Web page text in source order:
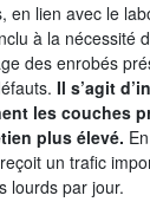
et
en lien avec le
à la nécessité
des enrobés
Il s’agit
les couches
plus élevé.
un trafic
lourds par jour.